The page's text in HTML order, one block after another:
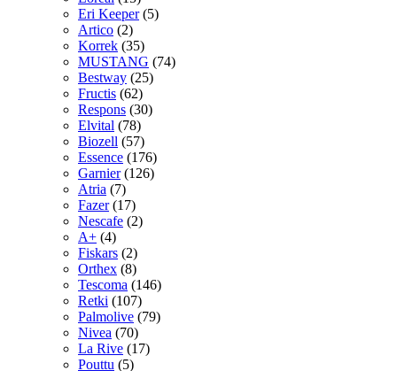
Eri Keeper (5)
Artico (2)
Korrek (35)
MUSTANG (74)
Bestway (25)
Fructis (62)
Respons (30)
Elvital (78)
Biozell (57)
Essence (176)
Garnier (126)
Atria (7)
Fazer (17)
Nescafe (2)
A+ (4)
Fiskars (2)
Orthex (8)
Tescoma (146)
Retki (107)
Palmolive (79)
Nivea (70)
La Rive (17)
Pouttu (5)